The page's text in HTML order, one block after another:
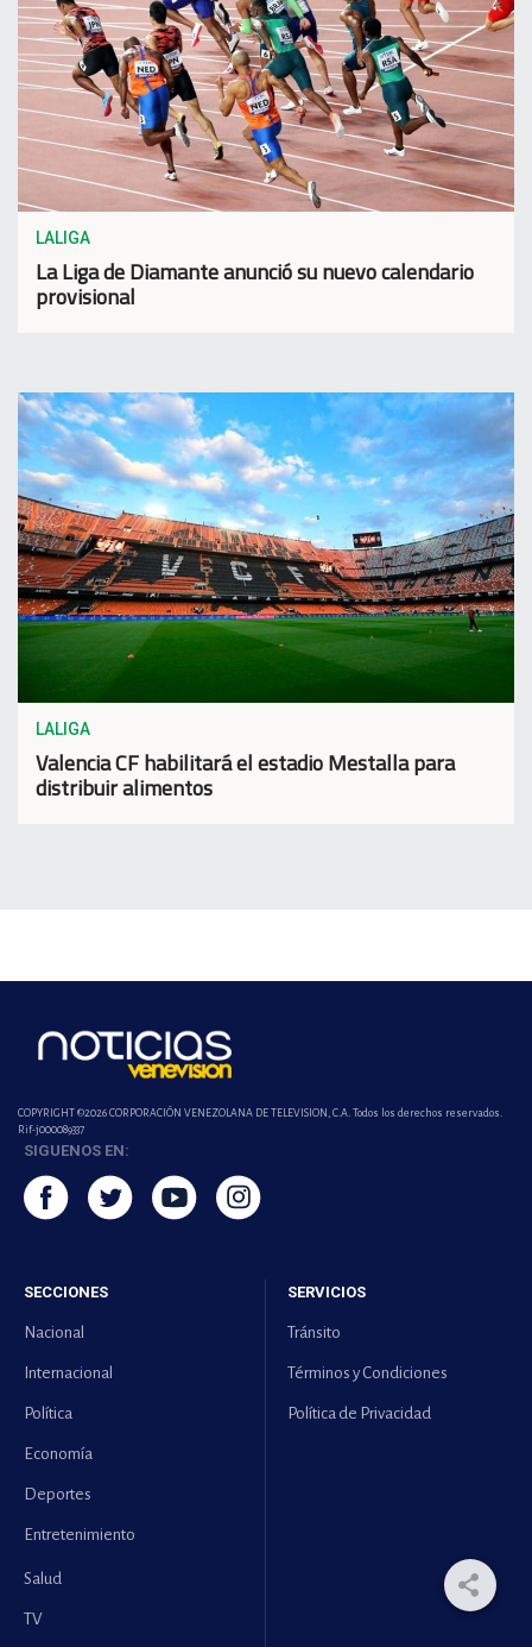
LALIGA
La Liga de Diamante anunció su nuevo calendario
provisional
LALIGA
Valencia CF habilitará el estadio Mestalla para
distribuir alimentos
COPYRIGHT ©2026 CORPORACIÓN VENEZOLANA DE TELEVISION, C.A. Todos los derechos reservados.
Rif-j000089337
SIGUENOS EN:
SECCIONES
Nacional
Internacional
Política
Economía
Deportes
Entretenimiento
Salud
TV
SERVICIOS
Tránsito
Términos y Condiciones
Política de Privacidad